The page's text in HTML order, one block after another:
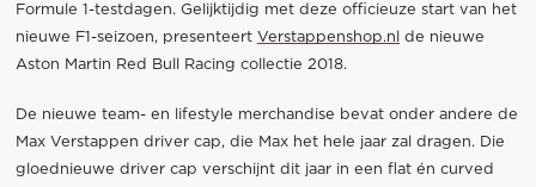
Formule 1-testdagen. Gelijktijdig met deze officieuze start van het
nieuwe F1-seizoen, presenteert Verstappenshop.nl
de nieuwe
Aston Martin Red Bull Racing collectie 2018.
De nieuwe team- en lifestyle merchandise bevat onder andere de
Max Verstappen driver cap, die Max het hele jaar zal dragen. Die
gloednieuwe driver cap verschijnt dit jaar in een flat én curved